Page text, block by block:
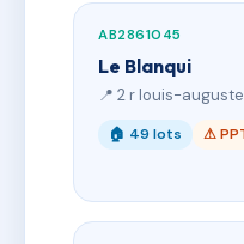
AB2861045
Le Blanqui
📍 2 r louis-
🏠 49 lots ⚠